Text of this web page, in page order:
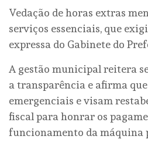
Vedação de horas extras
serviços essenciais, que
expressa do Gabinete do
A gestão municipal reitera
a transparência e afirma que
emergenciais e visam
fiscal para honrar os
funcionamento da máquina